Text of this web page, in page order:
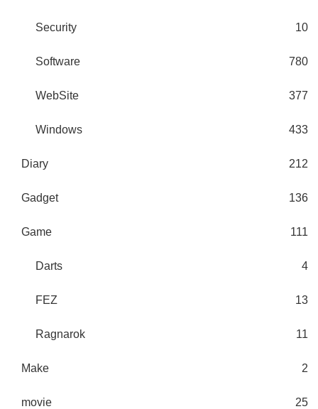
Security 10
Software 780
WebSite 377
Windows 433
Diary 212
Gadget 136
Game 111
Darts 4
FEZ 13
Ragnarok 11
Make 2
movie 25